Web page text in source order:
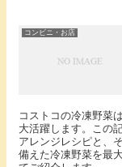
コンビニ・お店
コストコの冷凍野菜
大活躍します。この
アレンジレシピと、
備えた冷凍野菜を最